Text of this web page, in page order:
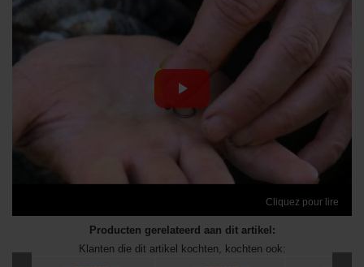
Cliquez pour lire
Producten gerelateerd aan dit artikel:
Klanten die dit artikel kochten, kochten ook: